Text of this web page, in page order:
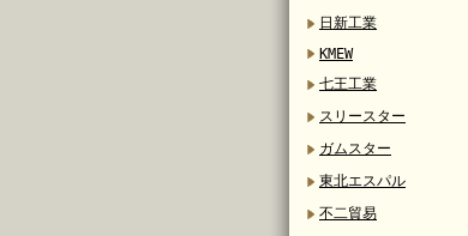
日新工業
KMEW
七王工業
スリースター
ガムスター
東北エスパル
不二貿易